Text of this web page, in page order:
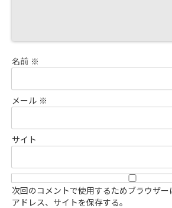
名前 ※
メール ※
サイト
次回のコメントで使用するためブラウザ
アドレス、サイトを保存する。